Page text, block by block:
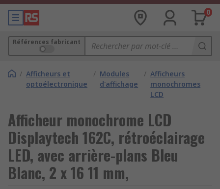
0
Références fabricant
/ Afficheurs et
optoélectronique
/ Modules
d'affichage
/ Afficheurs
monochromes
LCD
Afficheur monochrome LCD
Displaytech 162C, rétroéclairage
LED, avec arrière-plans Bleu
Blanc, 2 x 16 11 mm,